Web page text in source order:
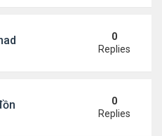
đắm đuối khóa môi Katy
0
Replies
một bát, 7 năm không
0
Replies